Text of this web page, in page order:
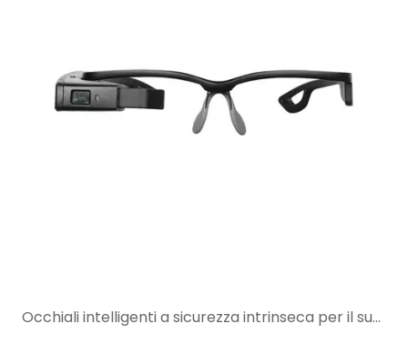
Occhiali intelligenti a sicurezza intrinseca per il supporto remoto di esperti in aree pericolose